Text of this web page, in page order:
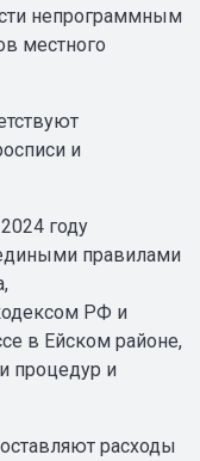
непрограммным
местного
и
году
правилами
РФ и
в Ейском районе,
процедур и
расходы